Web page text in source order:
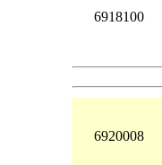
6918100
6920008